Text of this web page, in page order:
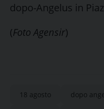
dopo-Angelus in
(Foto Agensir)
18 agosto dopo